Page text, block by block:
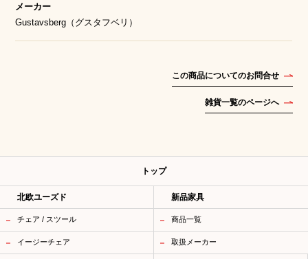
メーカー
Gustavsberg（グスタフベリ）
この商品についてのお問合せ
雑貨一覧のページへ
トップ
北欧ユーズド
チェア / スツール
イージーチェア
新品家具
商品一覧
取扱メーカー